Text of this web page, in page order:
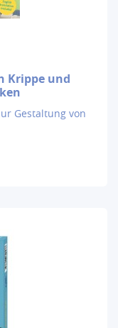
Krippe und
Gestaltung von